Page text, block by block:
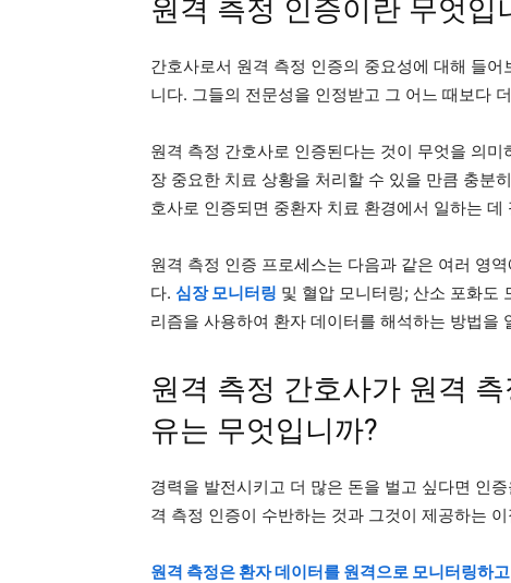
원격 측정 인증이란 무엇입
간호사로서 원격 측정 인증의 중요성에 대해 들
니다. 그들의 전문성을 인정받고 그 어느 때보다
원격 측정 간호사로 인증된다는 것이 무엇을 의
장 중요한 치료 상황을 처리할 수 있을 만큼 충분
호사로 인증되면 중환자 치료 환경에서 일하는
원격 측정 인증 프로세스는 다음과 같은 여러 영
다. 심장 모니터링 및 혈압 모니터링; 산소 포화도
리즘을 사용하여 환자 데이터를 해석하는 방법을
원격 측정 간호사가 원격
유는 무엇입니까?
경력을 발전시키고 더 많은 돈을 벌고 싶다면 인
격 측정 인증이 수반하는 것과 그것이 제공하는
원격 측정은 환자 데이터를 원격으로 모니터링하